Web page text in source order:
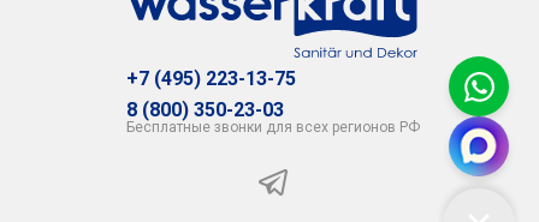
+7 (495) 223-13-75
8 (800) 350-23-03
Бесплатные звонки для всех регионов РФ